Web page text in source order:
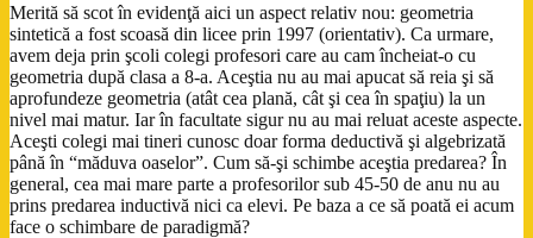
Merită să scot în evidenţă aici un aspect relativ nou: geometria
sintetică a fost scoasă din licee prin 1997 (orientativ). Ca urmare,
avem deja prin şcoli colegi profesori care au cam încheiat-o cu
geometria după clasa a 8-a. Aceştia nu au mai apucat să reia şi să
aprofundeze geometria (atât cea plană, cât şi cea în spaţiu) la un
nivel mai matur. Iar în facultate sigur nu au mai reluat aceste aspecte.
Aceşti colegi mai tineri cunosc doar forma deductivă şi algebrizată
până în “măduva oaselor”. Cum să-şi schimbe aceştia predarea? În
general, cea mai mare parte a profesorilor sub 45-50 de anu nu au
prins predarea inductivă nici ca elevi. Pe baza a ce să poată ei acum
face o schimbare de paradigmă?